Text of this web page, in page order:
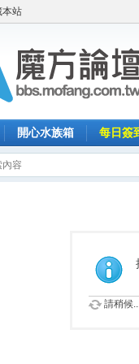
本站
開心水族箱 每日簽
請稍候